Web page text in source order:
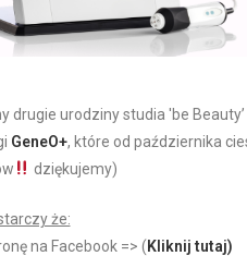
drugie urodziny studia 'be Beauty’
GeneO+, które od października
dziękujemy)
że:
na Facebook => (Kliknij tutaj)